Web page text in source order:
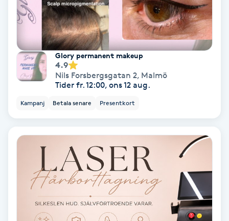
LPG
LPG-behandling
LPG-massage
Lymfmassage
Läpptatuering
Glory permanent makeup
4.9
Nils Forsbergsgatan 2, Malmö
Tider fr. 12:00, ons 12 aug.
Kampanj Betala senare Presentkort